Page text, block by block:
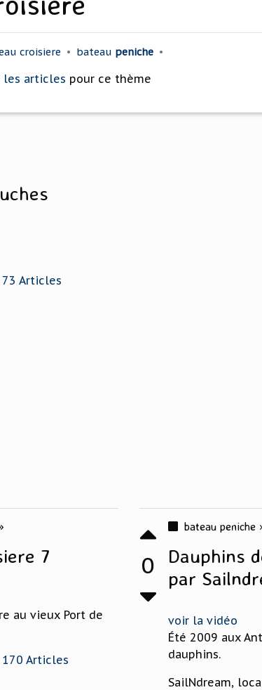
croisiere • bateau peniche •
les articles pour ce thème
73 Articles
7
au vieux Port de
170 Articles
0
bateau peniche
Dauphins
par
voir la vidéo
Été 2009 aux
dauphins.
SailNdream,